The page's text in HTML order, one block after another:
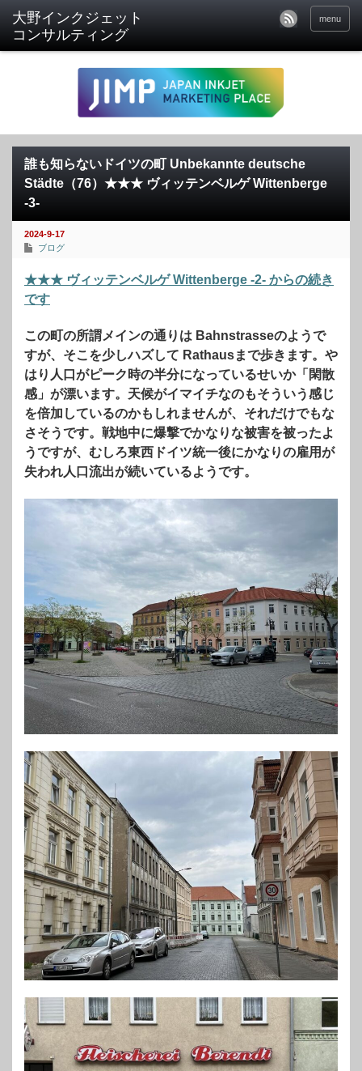
menu
誰も知らないドイツの町 Unbekannte deutsche
Städte（76）★★★ ヴィッテンベルゲ Wittenberge
-3-
2024-9-17
ブログ
★★★ ヴィッテンベルゲ Wittenberge -2- からの続き
です
この町の所謂メインの通りは Bahnstrasseのようで
すが、そこを少しハズして Rathausまで歩きます。や
はり人口がピーク時の半分になっているせいか「閑散
感」が漂います。天候がイマイチなのもそういう感じ
を倍加しているのかもしれませんが、それだけでもな
さそうです。戦地中に爆撃でかなりな被害を被ったよ
うですが、むしろ東西ドイツ統一後にかなりの雇用が
失われ人口流出が続いているようです。